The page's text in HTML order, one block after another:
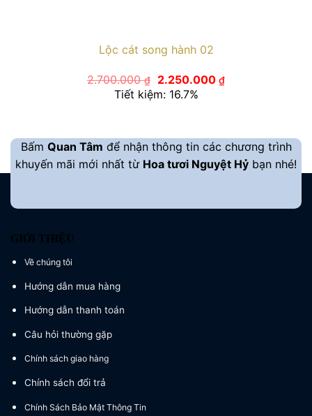
Lộc cát song hành 02
2.700.000₫
Giá
gốc
là:
2.250.000 ₫Giá
hiện
Tiết kiệm: 16.7%
Bấm Quan Tâm để nhận thông tin các chương trình
khuyến mãi mới nhất từ Hoa tươi Nguyệt Hỷ bạn nhé!
GIỚI THIỆU
Về chúng tôi
Hướng dẫn mua hàng
Hướng dẫn thanh toán
Câu hỏi thường gặp
Chính sách giao hàng
Chính sách đổi trả
Chính Sách Bảo Mật Thông Tin